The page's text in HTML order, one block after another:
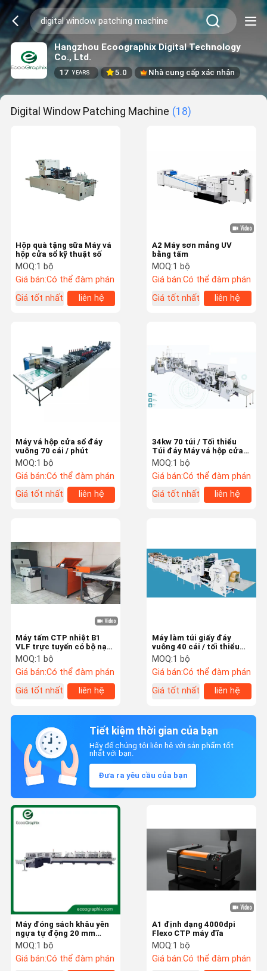
Hangzhou Ecoographix Digital Technology
Co., Ltd.
17 YEARS 5.0 Nhà cung cấp xác nhận
Digital Window Patching Machine (18)
Hộp quà tặng sữa Máy vá
hộp cửa sổ kỹ thuật số
MOQ:1 bộ
Giá bán:Có thể đàm phán
Giá tốt nhất
liên hệ
A2 Máy sơn mảng UV
bằng tấm
MOQ:1 bộ
Giá bán:Có thể đàm phán
Giá tốt nhất
liên hệ
Máy vá hộp cửa sổ đáy
vuông 70 cái / phút
MOQ:1 bộ
Giá bán:Có thể đàm phán
Giá tốt nhất
liên hệ
34kw 70 túi / Tối thiểu
Túi đáy Máy vá hộp cửa
sổ
MOQ:1 bộ
Giá bán:Có thể đàm phán
Giá tốt nhất
liên hệ
Máy tấm CTP nhiệt B1
VLF trực tuyến có bộ nạp
tự động để in offset
1470x1180mm với tốc độ
25 tấm mỗi giờ
MOQ:1 bộ
Giá bán:Có thể đàm phán
Giá tốt nhất
liên hệ
Máy làm túi giấy đáy
vuông 40 cái / tối thiểu
450GSM
MOQ:1 bộ
Giá bán:Có thể đàm phán
Giá tốt nhất
liên hệ
Tiết kiệm thời gian của bạn
Hãy để chúng tôi liên hệ với sản phẩm tốt
nhất với bạn.
Đưa ra yêu cầu của bạn
A1 định dạng 4000dpi
Flexo CTP máy đĩa
MOQ:1 bộ
Giá bán:Có thể đàm phán
Máy đóng sách khâu yên
ngựa tự động 20 mm
nhanh và ổn định
MOQ:1 bộ
Giá bán:Có thể đàm phán